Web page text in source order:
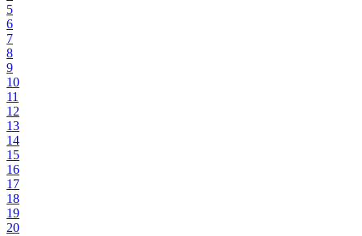
5
6
7
8
9
10
11
12
13
14
15
16
17
18
19
20